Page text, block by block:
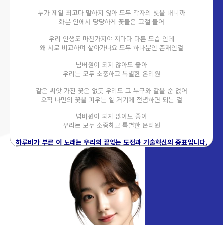
누가 제일 최고다 말하지 않아 모두 각자의 빛을 내니까
화분 안에서 당당하게 꽃들은 고갤 들어
우리 인생도 마찬가지야 저마다 다른 모습 인데
왜 서로 비교하며 살아가나요 모두 하나뿐인 존재인걸
넘버원이 되지 않아도 좋아
우리는 모두 소중하고 특별한 온리원
같은 씨앗 가진 꽃은 없듯 우리도 그 누구와 같을 순 없어
오직 나만의 꽃을 피우는 일 거기에 전념하면 되는 걸
넘버원이 되지 않아도 좋아
우리는 모두 소중하고 특별한 온리원
하루비가 부른 이 노래는 우리의 끝없는 도전과 기술혁신의 증표입니다.